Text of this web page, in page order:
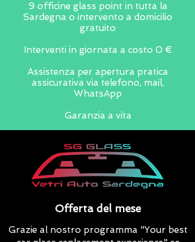
9 officine glass point in tutta la
Sardegna o intervento a domicilio
gratuito
Interventi in giornata a costo 0 €
Assistenza per apertura pratica
assicurativa via telefono, mail,
WhatsApp
Garanzia a vita
Offerta del mese
Grazie al nostro programma "Your best